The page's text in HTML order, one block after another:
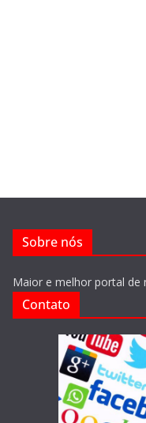
Sobre nós
Maior e melhor portal de
Contato